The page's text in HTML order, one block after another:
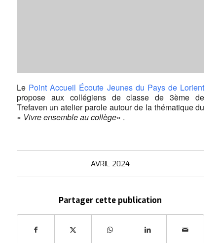
Le Point Accueil Écoute Jeunes du Pays de Lorient
propose aux collégiens de classe de 3ème de
Trefaven un atelier parole autour de la thématique du
« Vivre ensemble au collège« .
AVRIL 2024
Partager cette publication